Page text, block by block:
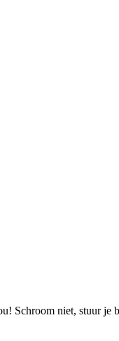
Schroom niet, stuur